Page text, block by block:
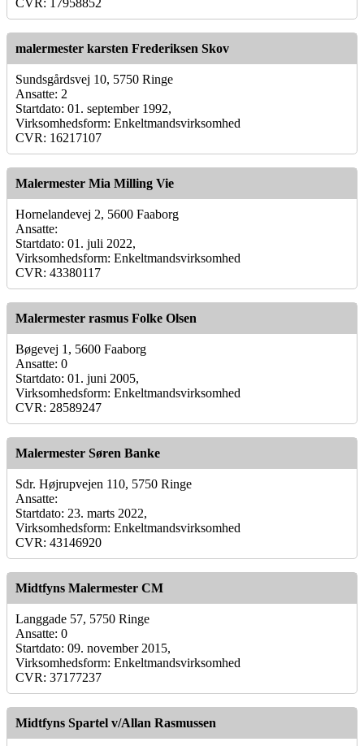
CVR: 17958852
malermester karsten Frederiksen Skov
Sundsgårdsvej 10, 5750 Ringe
Ansatte: 2
Startdato: 01. september 1992,
Virksomhedsform: Enkeltmandsvirksomhed
CVR: 16217107
Malermester Mia Milling Vie
Hornelandevej 2, 5600 Faaborg
Ansatte:
Startdato: 01. juli 2022,
Virksomhedsform: Enkeltmandsvirksomhed
CVR: 43380117
Malermester rasmus Folke Olsen
Bøgevej 1, 5600 Faaborg
Ansatte: 0
Startdato: 01. juni 2005,
Virksomhedsform: Enkeltmandsvirksomhed
CVR: 28589247
Malermester Søren Banke
Sdr. Højrupvejen 110, 5750 Ringe
Ansatte:
Startdato: 23. marts 2022,
Virksomhedsform: Enkeltmandsvirksomhed
CVR: 43146920
Midtfyns Malermester CM
Langgade 57, 5750 Ringe
Ansatte: 0
Startdato: 09. november 2015,
Virksomhedsform: Enkeltmandsvirksomhed
CVR: 37177237
Midtfyns Spartel v/Allan Rasmussen